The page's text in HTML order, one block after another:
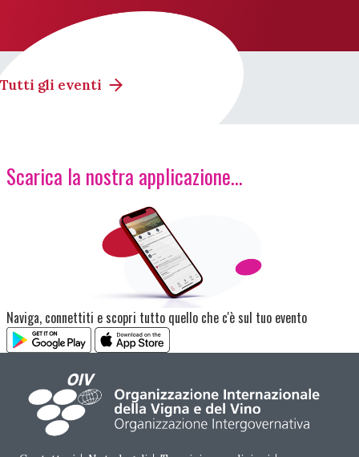
Tutti gli eventi
Scarica la nostra applicazione...
Immagine
Naviga, connettiti e scopri tutto quello che c'è sul tuo evento